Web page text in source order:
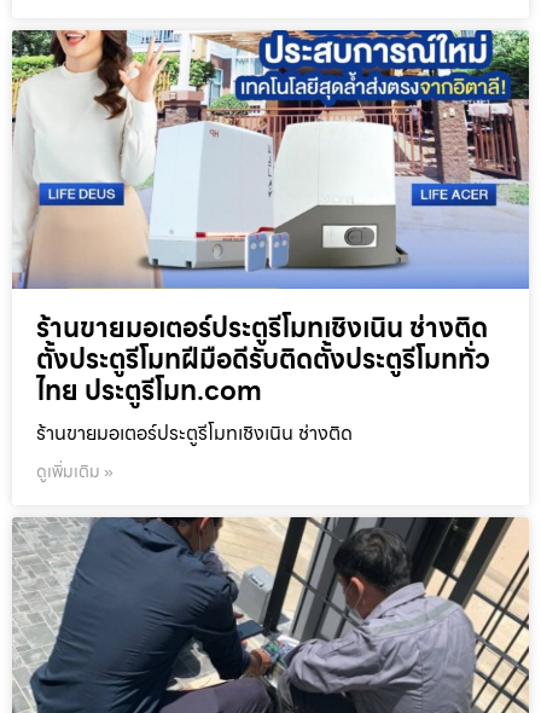
ร้านขายมอเตอร์ประตูรีโมทเชิงเนิน ช่างติด
ตั้งประตูรีโมทฝีมือดีรับติดตั้งประตูรีโมททั่ว
ไทย ประตูรีโมท.com
ร้านขายมอเตอร์ประตูรีโมทเชิงเนิน ช่างติด
ดูเพิ่มเติม »